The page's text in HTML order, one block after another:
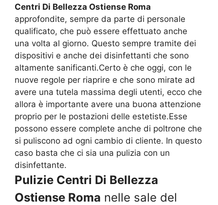
Centri Di Bellezza Ostiense Roma
approfondite, sempre da parte di personale
qualificato, che può essere effettuato anche
una volta al giorno. Questo sempre tramite dei
dispositivi e anche dei disinfettanti che sono
altamente sanificanti.Certo è che oggi, con le
nuove regole per riaprire e che sono mirate ad
avere una tutela massima degli utenti, ecco che
allora è importante avere una buona attenzione
proprio per le postazioni delle estetiste.Esse
possono essere complete anche di poltrone che
si puliscono ad ogni cambio di cliente. In questo
caso basta che ci sia una pulizia con un
disinfettante.
Pulizie Centri Di Bellezza
Ostiense Roma nelle sale del